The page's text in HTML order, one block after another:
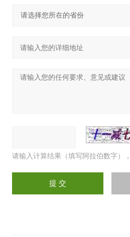
请输入计算结果（填写阿拉伯数字）